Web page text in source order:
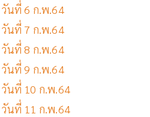
วันที่ 6 ก.พ.64
วันที่ 7 ก.พ.64
วันที่ 8 ก.พ.64
วันที่ 9 ก.พ.64
วันที่ 10 ก.พ.64
วันที่ 11 ก.พ.64